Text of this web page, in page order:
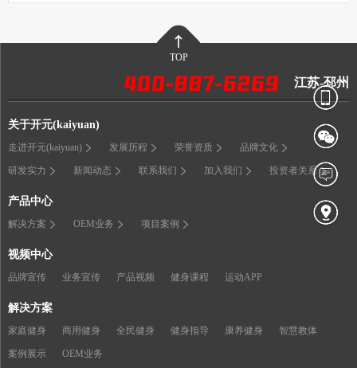
TOP
江苏-邳州
关于开元(kaiyuan)
走进开元(kaiyuan) 发展历程 荣誉资质 品牌文化
研发实力 新闻动态 联系我们 加入我们 投资者关系
产品中心
解决方案 OEM业务 项目案例
视频中心
品牌宣传 业务宣传 产品视频 健身课程 运动APP
解决方案
家庭健身 商用健身 全民健身 健身指导 康养健身 智慧教体
案例展示 OEM业务